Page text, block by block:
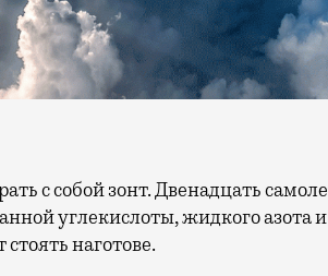
углекислоты, жидкого азота и
наготове.